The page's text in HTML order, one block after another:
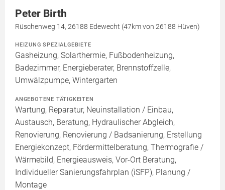
Peter Birth
Rüschenweg 14, 26188 Edewecht (47km von 26188 Hüven)
HEIZUNG SPEZIALGEBIETE
Gasheizung, Solarthermie, Fußbodenheizung,
Badezimmer, Energieberater, Brennstoffzelle,
Umwälzpumpe, Wintergarten
ANGEBOTENE TÄTIGKEITEN
Wartung, Reparatur, Neuinstallation / Einbau,
Austausch, Beratung, Hydraulischer Abgleich,
Renovierung, Renovierung / Badsanierung, Erstellung
Energiekonzept, Fördermittelberatung, Thermografie /
Wärmebild, Energieausweis, Vor-Ort Beratung,
Individueller Sanierungsfahrplan (iSFP), Planung /
Montage